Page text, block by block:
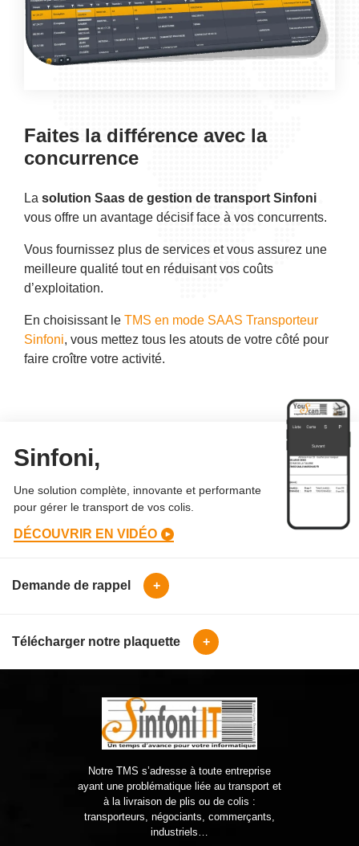
Faites la différence avec la
concurrence
La solution Saas de gestion de transport Sinfoni
vous offre un avantage décisif face à vos concurrents.
Vous fournissez plus de services et vous assurez une
meilleure qualité tout en réduisant vos coûts
d’exploitation.
En choisissant le TMS en mode SAAS Transporteur
Sinfoni, vous mettez tous les atouts de votre côté pour
faire croître votre activité.
Sinfoni,
Une solution complète, innovante et performante
pour gérer le transport de vos colis.
DÉCOUVRIR EN VIDÉO
Demande de rappel +
Télécharger notre plaquette +
Notre TMS s’adresse à toute entreprise
ayant une problématique liée au transport et
à la livraison de plis ou de colis :
transporteurs, négociants, commerçants,
industriels…